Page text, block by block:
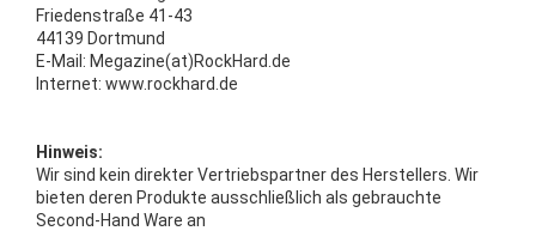
Friedenstraße 41-43
44139 Dortmund
E-Mail: Megazine(at)RockHard.de
Internet: www.rockhard.de
Hinweis:
Wir sind kein direkter Vertriebspartner des Herstellers. Wir
bieten deren Produkte ausschließlich als gebrauchte
Second-Hand Ware an